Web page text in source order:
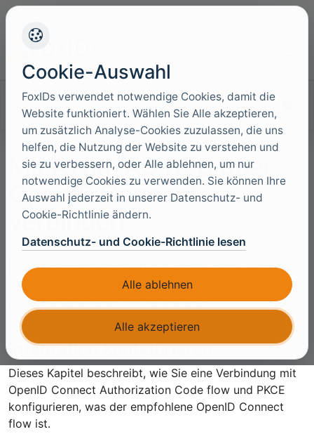
Dokumentation durchsuchen
Mit Azure AD B2C über
OpenID Connect
verbinden
FoxIDs kann mit Azure AD B2C über OpenID Connect
verbunden werden und damit Endbenutzer in einem
Azure AD B2C tenant authentifizieren.
Integration konfigurieren
Dieses Kapitel beschreibt, wie Sie eine Verbindung mit
OpenID Connect Authorization Code flow und PKCE
konfigurieren, was der empfohlene OpenID Connect
flow ist.
Cookie-Auswahl
FoxIDs verwendet notwendige Cookies, damit die
Website funktioniert. Wählen Sie Alle akzeptieren,
um zusätzlich Analyse-Cookies zuzulassen, die uns
helfen, die Nutzung der Website zu verstehen und
sie zu verbessern, oder Alle ablehnen, um nur
notwendige Cookies zu verwenden. Sie können Ihre
Auswahl jederzeit in unserer Datenschutz- und
Cookie-Richtlinie ändern.
Datenschutz- und Cookie-Richtlinie lesen
Alle ablehnen
Alle akzeptieren